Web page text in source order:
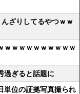
ざりしてるやつｗｗ
ｗｗｗｗｗｗｗｗｗｗ
過ぎると話題に
単位の証拠写真撮られ